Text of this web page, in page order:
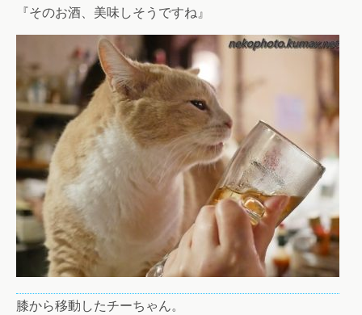
『そのお酒、美味しそうですね』
膝から移動したチーちゃん。